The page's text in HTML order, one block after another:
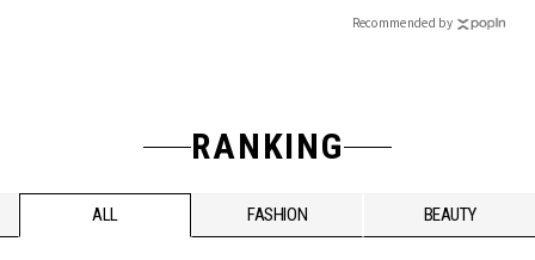
Recommended by
RANKING
ALL FASHION BEAUTY